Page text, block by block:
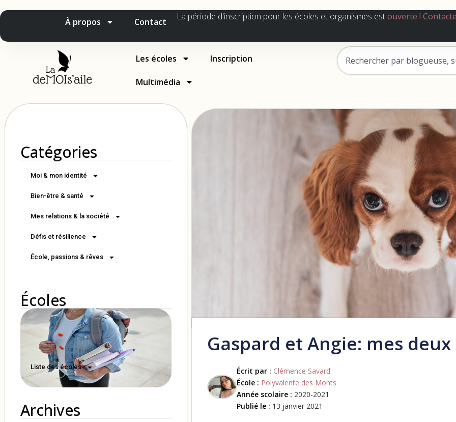
À propos Contact La période d'inscription pour les écoles et organismes estouverte !
Les écoles Inscription
Multimédia
Catégories
Moi & mon identité
Bien-être & santé
Mes relations & la société
Défis et résilience
École, passions & rêves
Écoles
Liste des écoles
Archives
Gaspard et Angie: mes
Écrit par : Clémence Savard
École : Polyvalente des Monts
Année scolaire : 2020-2021
Publié le : 13 janvier 2021